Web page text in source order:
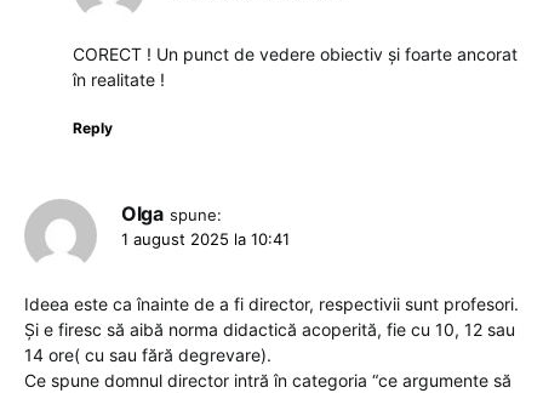
CORECT ! Un punct de vedere obiectiv și foarte ancorat
în realitate !
Reply
Olga spune:
1 august 2025 la 10:41
Ideea este ca înainte de a fi director, respectivii sunt profesori.
Și e firesc să aibă norma didactică acoperită, fie cu 10, 12 sau
14 ore( cu sau fără degrevare).
Ce spune domnul director intră în categoria “ce argumente să